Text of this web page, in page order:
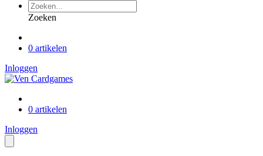
Zoeken
0 artikelen
Inloggen
0 artikelen
Inloggen